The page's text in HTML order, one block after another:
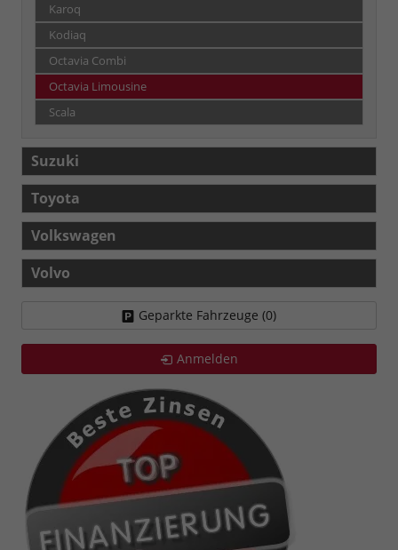
Karoq
Kodiaq
Octavia Combi
Octavia Limousine
Scala
Suzuki
Toyota
Volkswagen
Volvo
Geparkte Fahrzeuge (0)
Anmelden